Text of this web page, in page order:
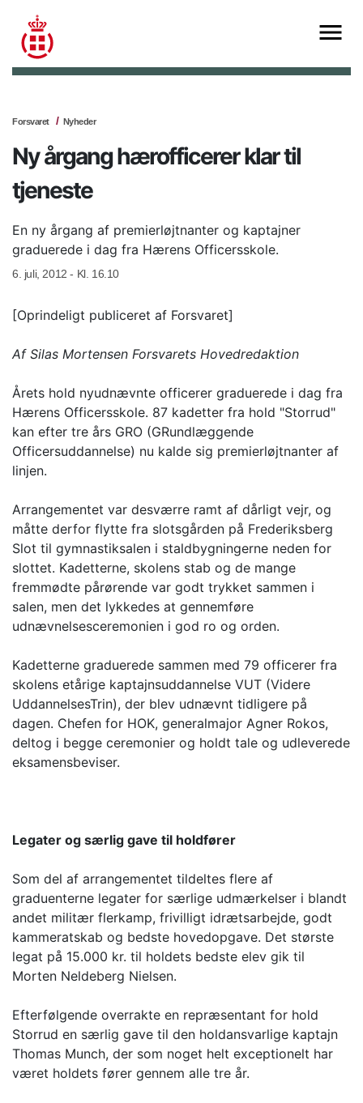
Forsvaret Nyheder
Ny årgang hærofficerer klar til
tjeneste
En ny årgang af premierløjtnanter og kaptajner
graduerede i dag fra Hærens Officersskole.
6. juli, 2012 - Kl. 16.10
[Oprindeligt publiceret af Forsvaret]
Af Silas Mortensen Forsvarets Hovedredaktion
Årets hold nyudnævnte officerer graduerede i dag fra
Hærens Officersskole. 87 kadetter fra hold "Storrud"
kan efter tre års GRO (GRundlæggende
Officersuddannelse) nu kalde sig premierløjtnanter af
linjen.
Arrangementet var desværre ramt af dårligt vejr, og
måtte derfor flytte fra slotsgården på Frederiksberg
Slot til gymnastiksalen i staldbygningerne neden for
slottet. Kadetterne, skolens stab og de mange
fremmødte pårørende var godt trykket sammen i
salen, men det lykkedes at gennemføre
udnævnelsesceremonien i god ro og orden.
Kadetterne graduerede sammen med 79 officerer fra
skolens etårige kaptajnsuddannelse VUT (Videre
UddannelsesTrin), der blev udnævnt tidligere på
dagen. Chefen for HOK, generalmajor Agner Rokos,
deltog i begge ceremonier og holdt tale og udleverede
eksamensbeviser.
Legater og særlig gave til holdfører
Som del af arrangementet tildeltes flere af
graduenterne legater for særlige udmærkelser i blandt
andet militær flerkamp, frivilligt idrætsarbejde, godt
kammeratskab og bedste hovedopgave. Det største
legat på 15.000 kr. til holdets bedste elev gik til
Morten Neldeberg Nielsen.
Efterfølgende overrakte en repræsentant for hold
Storrud en særlig gave til den holdansvarlige kaptajn
Thomas Munch, der som noget helt exceptionelt har
været holdets fører gennem alle tre år.